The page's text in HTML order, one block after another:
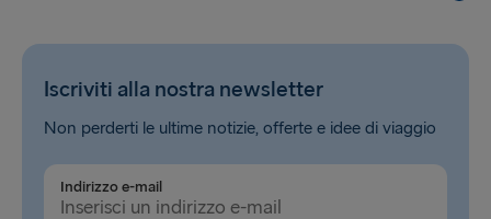
Trelleborg → Rostock
Travemünde → Liepāja
Ventspils → Nynäshamn
Iscriviti alla nostra newsletter
Non perderti le ultime notizie, offerte e idee di viaggio
Indirizzo e-mail